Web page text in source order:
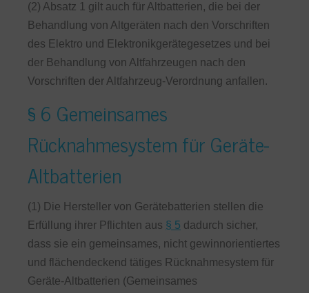
(2) Absatz 1 gilt auch für Altbatterien, die bei der
Behandlung von Altgeräten nach den Vorschriften
des Elektro und Elektronikgerätegesetzes und bei
der Behandlung von Altfahrzeugen nach den
Vorschriften der Altfahrzeug-Verordnung anfallen.
§ 6 Gemeinsames
Rücknahmesystem für Geräte-
Altbatterien
(1) Die Hersteller von Gerätebatterien stellen die
Erfüllung ihrer Pflichten aus § 5 dadurch sicher,
dass sie ein gemeinsames, nicht gewinnorientiertes
und flächendeckend tätiges Rücknahmesystem für
Geräte-Altbatterien (Gemeinsames